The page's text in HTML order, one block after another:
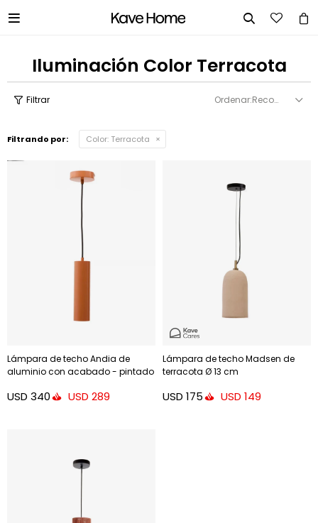
 
Iluminación Color Terracota
Recomendados
Filtrando por: Color: Terracota
Lámpara de techo Andia de
aluminio con acabado - pintado
USD 340 USD 289
Lámpara de techo Madsen de
terracota Ø 13 cm
USD 175 USD 149